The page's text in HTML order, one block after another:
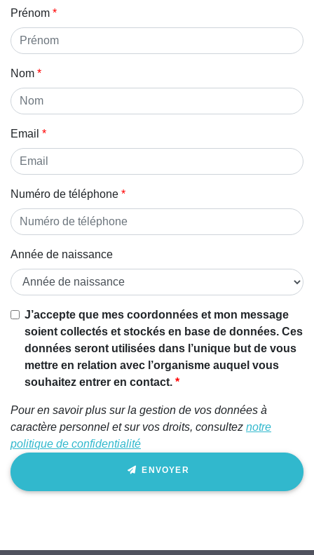
Prénom
Nom
Email
Numéro de téléphone
Année de naissance
J’accepte que mes coordonnées et mon message
soient collectés et stockés en base de données. Ces
données seront utilisées dans l’unique but de vous
mettre en relation avec l’organisme auquel vous
souhaitez entrer en contact.
Pour en savoir plus sur la gestion de vos données à
caractère personnel et sur vos droits, consultez notre
politique de confidentialité
ENVOYER